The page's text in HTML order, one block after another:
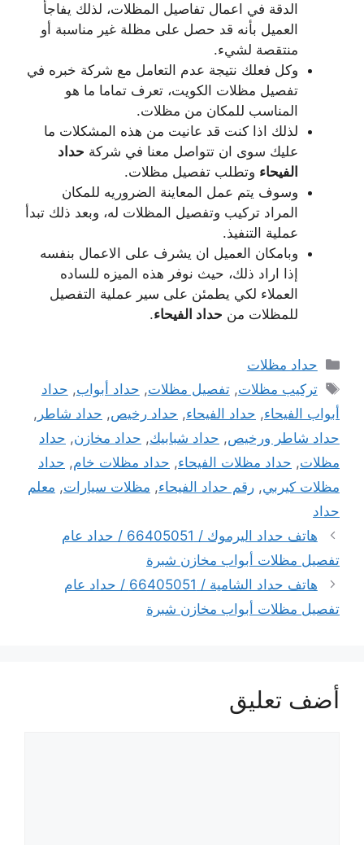
الدقة في اعمال تفاصيل المظلات، لذلك يفاجأ
العميل بأنه قد حصل على مظلة غير مناسبة أو
منتقصة لشيء.
وكل فعلك نتيجة عدم التعامل مع شركة خبره في
تفصيل مظلات الكويت، تعرف تماما ما هو
المناسب للمكان من مظلات.
لذلك اذا كنت قد عانيت من هذه المشكلات ما
عليك سوى ان تتواصل معنا في شركة حداد
الفيحاء وتطلب تفصيل مظلات.
وسوف يتم عمل المعاينة الضروريه للمكان
المراد تركيب وتفصيل المظلات له، وبعد ذلك تبدأ
عملية التنفيذ.
وبامكان العميل ان يشرف على الاعمال بنفسه
إذا اراد ذلك، حيث نوفر هذه الميزه للساده
العملاء لكي يطمئن على سير عملية التفصيل
للمظلات من حداد الفيحاء.
التصنيفات
حداد مظلات
الوسوم
تركيب مظلات,تفصيل مظلات, حداد أبواب, حداد
أبواب الفيحاء, حداد الفيحاء, حداد رخيص, حداد شاطر ,
حداد شاطر ورخيص, حداد شبابيك, حداد مخازن, حداد
مظلات, حداد مظلات الفيحاء, حداد مظلات خام, حداد
مظلات كيربي, رقم حداد الفيحاء, مظلات سيارات, معلم
حداد
هاتف حداد اليرموك / 66405051 / حداد عام
تفصيل مظلات أبواب مخازن شبرة
هاتف حداد الشامية / 66405051 / حداد عام
تفصيل مظلات أبواب مخازن شبرة
أضف تعليق